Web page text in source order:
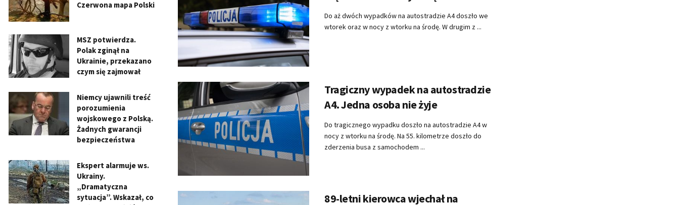
Do aż dwóch wypadków na autostradzie A4 doszło we
wtorek oraz w nocy z wtorku na środę. W drugim z ...
Tragiczny wypadek na autostradzie
A4. Jedna osoba nie żyje
Do tragicznego wypadku doszło na autostradzie A4 w
nocy z wtorku na środę. Na 55. kilometrze doszło do
zderzenia busa z samochodem ...
89-letni kierowca wjechał na
Czerwona mapa Polski
MSZ potwierdza.
Polak zginął na
Ukrainie, przekazano
czym się zajmował
Niemcy ujawnili treść
porozumienia
wojskowego z Polską.
Żadnych gwarancji
bezpieczeństwa
Ekspert alarmuje ws.
Ukrainy.
„Dramatyczna
sytuacja”. Wskazał, co